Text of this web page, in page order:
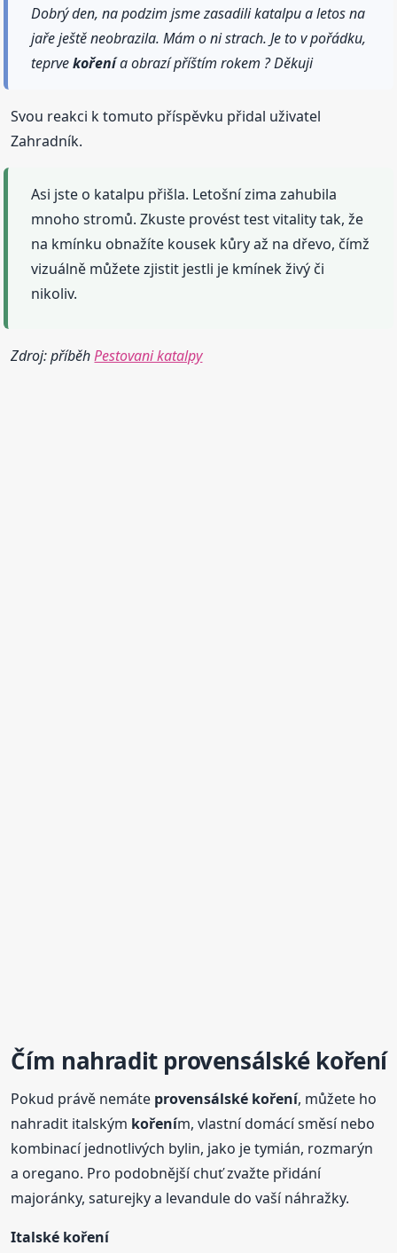
Dobrý den, na podzim jsme zasadili katalpu a letos na
jaře ještě neobrazila. Mám o ni strach. Je to v pořádku,
teprvekořenía obrazí příštím rokem ? Děkuji
Svou reakci k tomuto příspěvku přidal uživatel
Zahradník.
Asi jste o katalpu přišla. Letošní zima zahubila
mnoho stromů. Zkuste provést test vitality tak, že
na kmínku obnažíte kousek kůry až na dřevo, čímž
vizuálně můžete zjistit jestli je kmínek živý či
nikoliv.
Zdroj: příběhPestovani katalpy
Čím nahradit provensálské koření
Pokud právě nemáte provensálské koření, můžete ho
nahradit italským kořením, vlastní domácí směsí nebo
kombinací jednotlivých bylin, jako je tymián, rozmarýn
a oregano. Pro podobnější chuť zvažte přidání
majoránky, saturejky a levandule do vaší náhražky.
Italské koření